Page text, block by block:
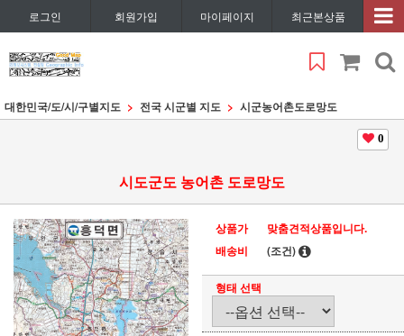
로그인 회원가입 마이페이지 최근본상품
대한민국/도/시/구별지도 전국 시군별 지도 시군농어촌도로망도
0
시도군도 농어촌 도로망도
상품가
맞춤견적상품입니다.
배송비
(조건)
형태 선택